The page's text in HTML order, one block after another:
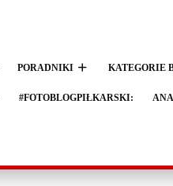
PORADNIKI KATEGORIE
#FOTOBLOGPIŁKARSKI: